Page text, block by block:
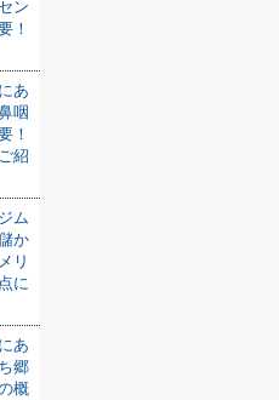
ン
！
あ
咽
！
紹
ム
か
リ
に
あ
郷
概